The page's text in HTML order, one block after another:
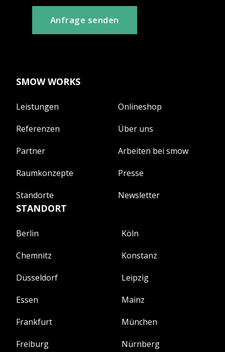
Anfrage senden
SMOW WORKS
Leistungen
Referenzen
Partner
Raumkonzepte
Standorte
Onlineshop
Über uns
Arbeiten bei smow
Presse
Newsletter
STANDORT
Berlin
Chemnitz
Düsseldorf
Essen
Frankfurt
Freiburg
Köln
Konstanz
Leipzig
Mainz
München
Nürnberg